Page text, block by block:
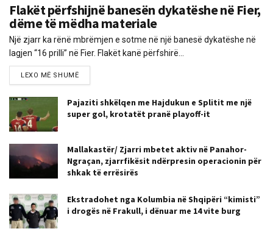
Flakët përfshijnë banesën dykatëshe në Fier,
dëme të mëdha materiale
Një zjarr ka rënë mbrëmjen e sotme në një banesë dykatëshe në
lagjen “16 prilli” në Fier. Flakët kanë përfshirë...
LEXO MË SHUMË
Pajaziti shkëlqen me Hajdukun e Splitit me një
super gol, krotatët pranë playoff-it
Mallakastër/ Zjarri mbetet aktiv në Panahor-
Ngraçan, zjarrfikësit ndërpresin operacionin për
shkak të errësirës
Ekstradohet nga Kolumbia në Shqipëri “kimisti”
i drogës në Frakull, i dënuar me 14 vite burg